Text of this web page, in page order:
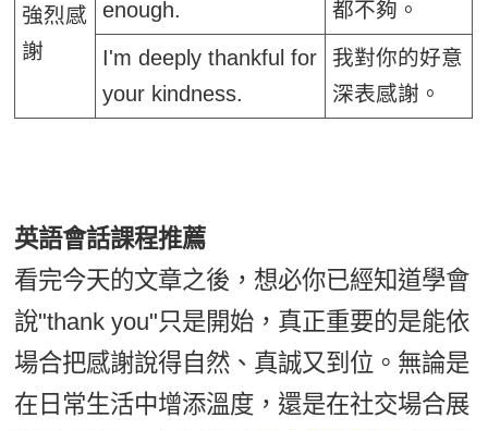
強烈感
謝
enough.
都不夠。
I'm deeply thankful for
your kindness.
我對你的好意
深表感謝。
英語會話課程推薦
看完今天的文章之後，想必你已經知道學會
說"thank you"只是開始，真正重要的是能依
場合把感謝說得自然、真誠又到位。無論是
在日常生活中增添溫度，還是在社交場合展